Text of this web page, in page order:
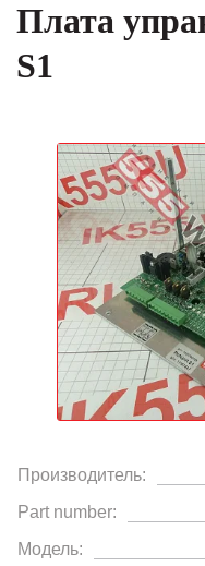
Плата
S1
Производитель:
Part number:
Модель: